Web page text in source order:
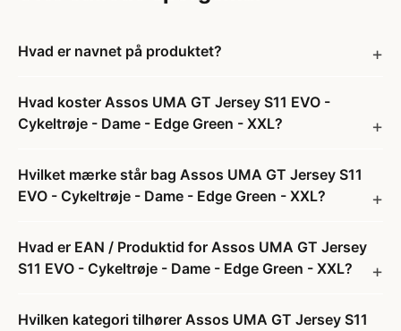
Hvad er navnet på produktet?
Hvad koster Assos UMA GT Jersey S11 EVO -
Cykeltrøje - Dame - Edge Green - XXL?
Hvilket mærke står bag Assos UMA GT Jersey S11
EVO - Cykeltrøje - Dame - Edge Green - XXL?
Hvad er EAN / Produktid for Assos UMA GT Jersey
S11 EVO - Cykeltrøje - Dame - Edge Green - XXL?
Hvilken kategori tilhører Assos UMA GT Jersey S11